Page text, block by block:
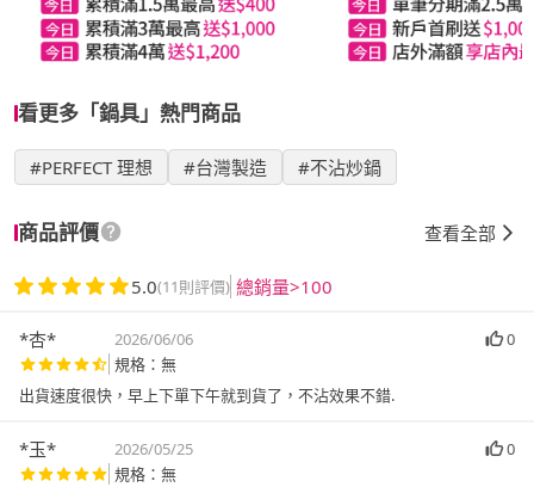
看更多「鍋具」熱門商品
#PERFECT 理想 #台灣製造 #不沾炒鍋
商品評價 查看全部
5.0(11則評價) 總銷量>100
*杏* 2026/06/06
0
規格：無
出貨速度很快，早上下單下午就到貨了，不沾效果不錯.
*玉* 2026/05/25
0
規格：無